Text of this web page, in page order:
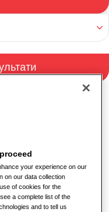
3970
your experience on our
on our data collection
of cookies for the
a complete list of the
and to tell us